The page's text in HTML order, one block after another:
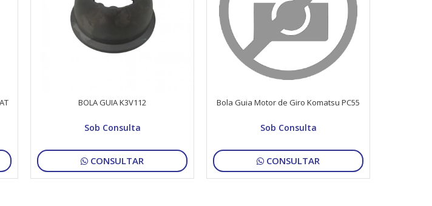
BOLA GUIA K3V112
Sob Consulta
CONSULTAR
Bola Guia Motor de Giro Komatsu PC55
Sob Consulta
CONSULTAR